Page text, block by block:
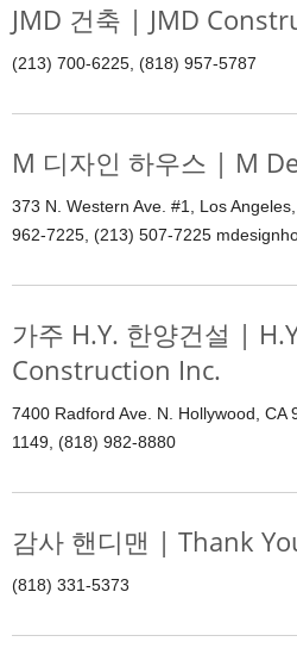
JMD 건축 | JMD
(213) 700-6225, (818) 957-5787
M 디자인 하우스 | M
373 N. Western Ave. #1, Los
962-7225, (213) 507-7225
가주 H.Y. 한양건설 |
Construction Inc.
7400 Radford Ave. N. Hollywood, CA
1149, (818) 982-8880
감사 핸디맨 | Thank
(818) 331-5373